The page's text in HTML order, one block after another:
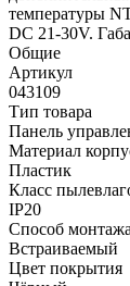
температуры
DC 21-30V.
Общие
Артикул
043109
Тип товара
Панель
Материал
Пластик
Класс
IP20
Способ монтажа
Встраиваемый
Цвет покрытия